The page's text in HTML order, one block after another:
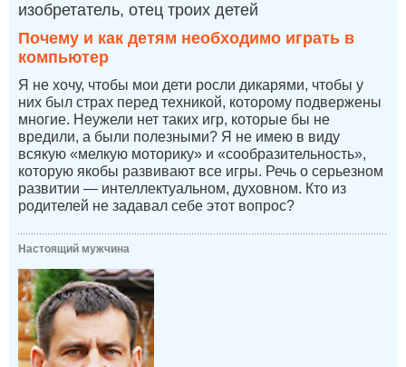
изобретатель, отец троих детей
Почему и как детям необходимо играть в
компьютер
Я не хочу, чтобы мои дети росли дикарями, чтобы у
них был страх перед техникой, которому подвержены
многие. Неужели нет таких игр, которые бы не
вредили, а были полезными? Я не имею в виду
всякую «мелкую моторику» и «сообразительность»,
которую якобы развивают все игры. Речь о серьезном
развитии — интеллектуальном, духовном. Кто из
родителей не задавал себе этот вопрос?
Настоящий мужчина